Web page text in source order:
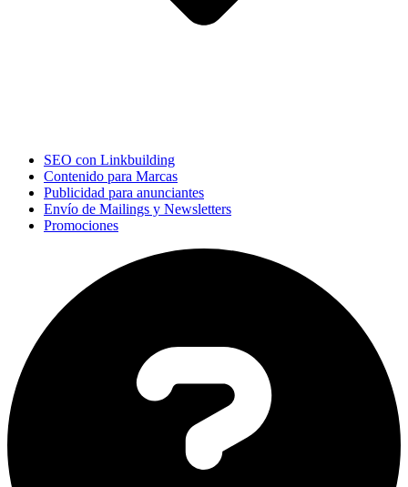
SEO con Linkbuilding
Contenido para Marcas
Publicidad para anunciantes
Envío de Mailings y Newsletters
Promociones